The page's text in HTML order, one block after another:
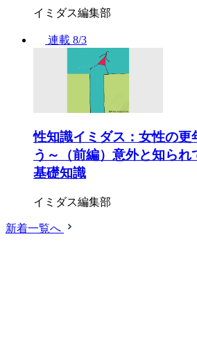
イミダス編集部
連載 8/3
性知識イミダス：女性の更
う～（前編）意外と知ら
基礎知識
イミダス編集部
新着一覧へ